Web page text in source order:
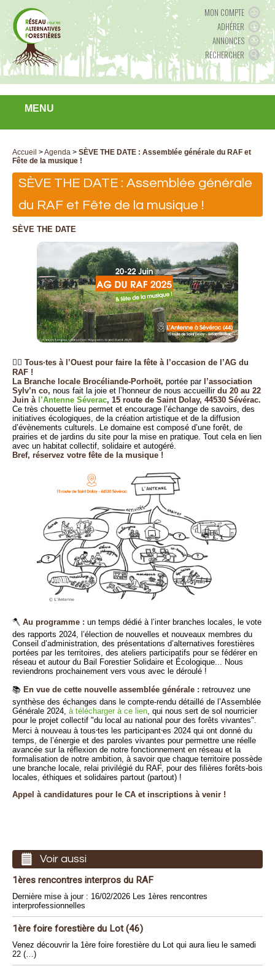
MON COMPTE
ADHÉRER
ANNONCES
RECHERCHER
MENU
Accueil >Agenda > SÈVE THE DATE : Assemblée générale du RAF et
Fête de la musique !
SÈVE THE DATE : Assemblée générale
du RAF et Fête de la musique !
SÈVE THE DATE
🏴‍☠️ Tous·tes à l’Ouest pour faire la fête à l’occasion de l’AG du
RAF !
La Branche locale Brocéliande-Porhoët, portée par l’association
Sylv’n co, nous fait la joie et l’honneur de nous accueillir du 20 au 22
Juin à l’Antenne Séverac, 15 route de Saint Dolay, 44530 Sévérac.
Ce très chouette lieu permet et encourage l’échange de savoirs, des
initiatives écologiques, de la création artistique et de la diffusion
d’évènements culturels. Le domaine est composé d’une forêt, de
prairies et de jardins du site pour la mise en pratique. Tout cela en lien
avec un habitat collectif, solidaire et autogéré.
Bref, réservez votre fête de la musique !
🪓 Au programme : un temps dédié à l’inter branches locales, le vote
des rapports 2024, l’élection de nouvelles et nouveaux membres du
Conseil d’administration, des présentations d’alternatives forestières
portées par les territoires, des ateliers participatifs pour se fédérer en
réseau et autour du Bail Forestier Solidaire et Écologique... Nous
reviendrons prochainement vers vous avec le déroulé !
📚 En vue de cette nouvelle assemblée générale : retrouvez une
synthèse des échanges dans le compte-rendu détaillé de l’Assemblée
Générale 2024, à télécharger à ce lien, qui nous sert de sol nourricier
pour le projet collectif "du local au national pour des forêts vivantes".
Merci à nouveau à tous⸱tes les participant⸱es 2024 qui ont donné du
temps, de l’énergie et des paroles vivantes pour permettre une réelle
avancée sur la réflexion de notre fonctionnement en réseau et la
formalisation de notre ambition, à savoir que chaque territoire possède
une branche locale, relai privilégié du RAF, pour des filières forêts-bois
locales, éthiques et solidaires partout (partout) !
Appel à candidatures pour le CA et inscriptions à venir !
Voir aussi
1ères rencontres interpros du RAF
Dernière mise à jour : 16/02/2026 Les 1ères rencontres
interprofessionnelles
1ère foire forestière du Lot (46)
Venez découvrir la 1ère foire forestière du Lot qui aura lieu le samedi
22 (…)